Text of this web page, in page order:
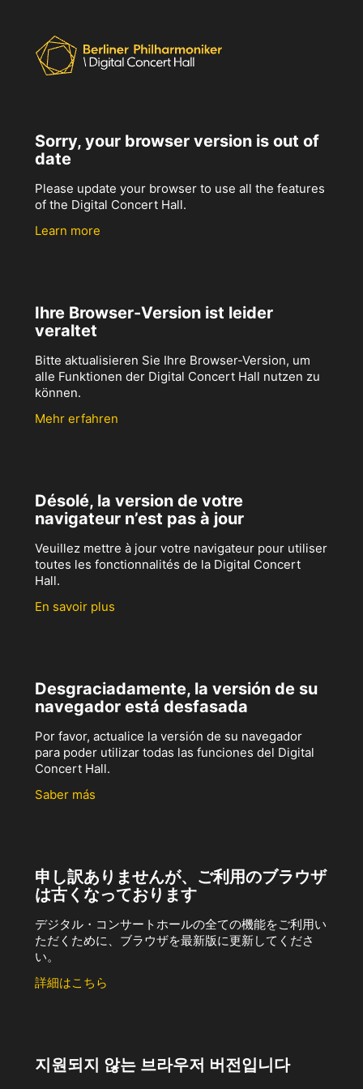
Sorry, your browser version is out of
date
Please update your browser to use all the features
of the Digital Concert Hall.
Learn more
Ihre Browser-Version ist leider
veraltet
Bitte aktualisieren Sie Ihre Browser-Version, um
alle Funktionen der Digital Concert Hall nutzen zu
können.
Mehr erfahren
Désolé, la version de votre
navigateur n’est pas à jour
Veuillez mettre à jour votre navigateur pour utiliser
toutes les fonctionnalités de la Digital Concert
Hall.
En savoir plus
Desgraciadamente, la versión de su
navegador está desfasada
Por favor, actualice la versión de su navegador
para poder utilizar todas las funciones del Digital
Concert Hall.
Saber más
申し訳ありませんが、ご利用のブラウザ
は古くなっております
デジタル・コンサートホールの全ての機能をご利用い
ただくために、ブラウザを最新版に更新してくださ
い。
詳細はこちら
지원되지 않는 브라우저 버전입니다